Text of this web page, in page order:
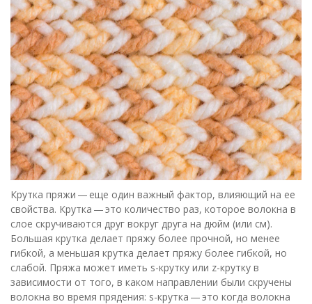
Крутка пряжи — еще один важный фактор, влияющий на ее
свойства. Крутка — это количество раз, которое волокна в
слое скручиваются друг вокруг друга на дюйм (или см).
Большая крутка делает пряжу более прочной, но менее
гибкой, а меньшая крутка делает пряжу более гибкой, но
слабой. Пряжа может иметь s-крутку или z-крутку в
зависимости от того, в каком направлении были скручены
волокна во время прядения: s-крутка — это когда волокна